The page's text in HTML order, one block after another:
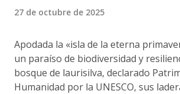
27 de octubre de 2025
Apodada la «isla de la eterna
un paraíso de biodiversidad y
bosque de laurisilva, declarado
Humanidad por la UNESCO, sus